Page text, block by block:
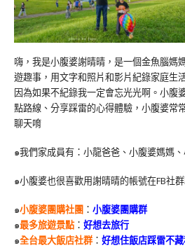
嗨，我是小腹婆謝晴晴，是一個金魚腦媽
遊趣事，用文字和照片和影片紀錄家庭生
因為如果不紀錄我一定會忘光光啊。小腹
點路線、分享踩雷的心得體驗，小腹婆常
聊天唷
๑我們家成員有：小龍爸爸、小腹婆媽媽
๑小腹婆也很喜歡用謝晴晴的帳號在FB社
๑小腹婆團購社團 ： 小腹婆團購群
๑最多旅遊景點： 好想去旅行
๑全台最大飯店社群： 好想住飯店踩雷不